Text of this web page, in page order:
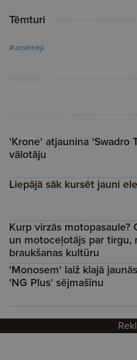
Tēmturi
#uzņēmēji
'Krone' atjaunina 'Swadro
vālotāju
Liepājā sāk kursēt jauni
Kurp virzās motopasaule?
un motoceļotājs par tirgu,
braukšanas kultūru
'Monosem' laiž klajā
'NG Plus' sējmašīnu